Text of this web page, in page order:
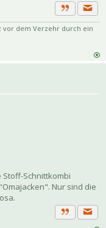
Zitat
vor dem Verzehr durch ein
Schnittkombi
Nur sind die
Zitat